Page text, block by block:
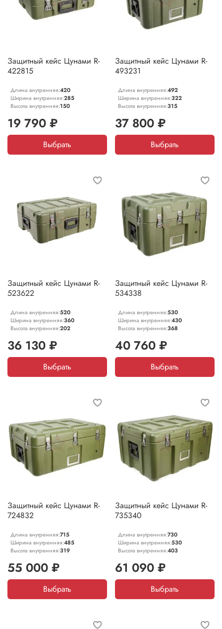
Защитный кейс Цунами R-
422815
Длина внутренняя:420
Ширина внутренняя:285
Высота внутренняя:150
19 790 ₽
Выбрать
Защитный кейс Цунами R-
493231
Длина внутренняя:492
Ширина внутренняя:322
Высота внутренняя:315
37 800 ₽
Выбрать
Защитный кейс Цунами R-
523622
Длина внутренняя:520
Ширина внутренняя:360
Высота внутренняя:202
36 130 ₽
Выбрать
Защитный кейс Цунами R-
534338
Длина внутренняя:530
Ширина внутренняя:430
Высота внутренняя:368
40 760 ₽
Выбрать
Защитный кейс Цунами R-
724832
Длина внутренняя:715
Ширина внутренняя:485
Высота внутренняя:319
55 000 ₽
Выбрать
Защитный кейс Цунами R-
735340
Длина внутренняя:730
Ширина внутренняя:530
Высота внутренняя:403
61 090 ₽
Выбрать